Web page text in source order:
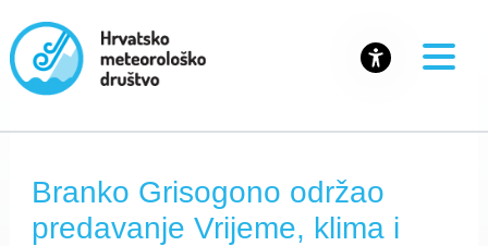
Branko Grisogono održao
predavanje Vrijeme, klima i